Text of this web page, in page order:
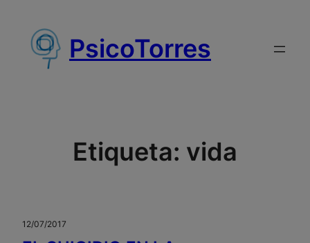
contenido
PsicoTorres
Etiqueta: vida
12/07/2017